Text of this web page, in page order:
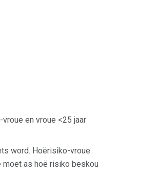
en vroue <25 jaar
word. Hoërisiko-vroue
as hoë risiko beskou